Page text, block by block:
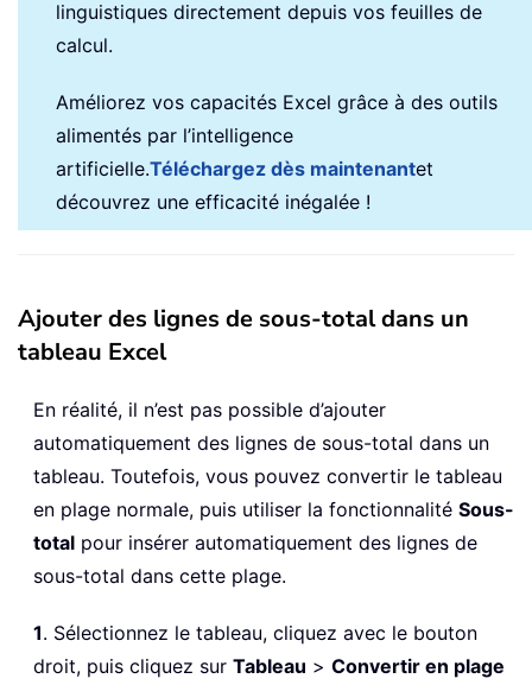
linguistiques directement depuis vos feuilles de
calcul.
Améliorez vos capacités Excel grâce à des outils
alimentés par l’intelligence
artificielle.Téléchargez dès maintenantet
découvrez une efficacité inégalée !
Ajouter des lignes de sous-total dans un
tableau Excel
En réalité, il n’est pas possible d’ajouter
automatiquement des lignes de sous-total dans un
tableau. Toutefois, vous pouvez convertir le tableau
en plage normale, puis utiliser la fonctionnalité Sous-
total pour insérer automatiquement des lignes de
sous-total dans cette plage.
1. Sélectionnez le tableau, cliquez avec le bouton
droit, puis cliquez sur Tableau > Convertir en plage